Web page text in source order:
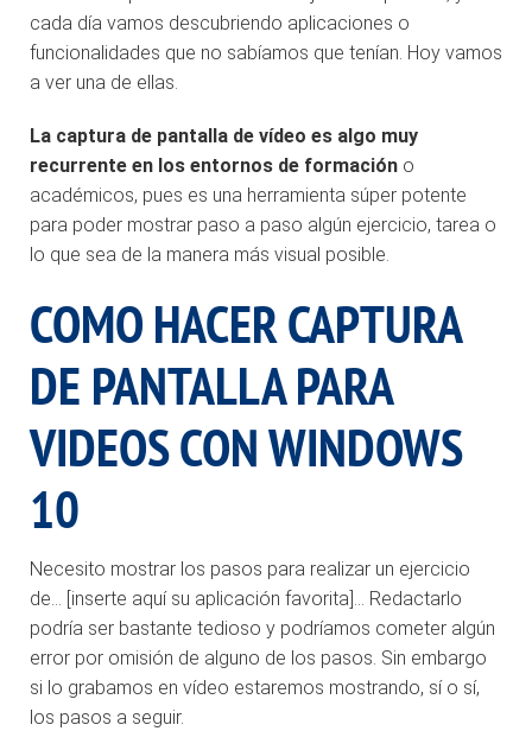
cada día vamos descubriendo aplicaciones o
funcionalidades que no sabíamos que tenían. Hoy vamos
a ver una de ellas.
La captura de pantalla de vídeo es algo muy
recurrente en los entornos de formación o
académicos, pues es una herramienta súper potente
para poder mostrar paso a paso algún ejercicio, tarea o
lo que sea de la manera más visual posible.
COMO HACER CAPTURA
DE PANTALLA PARA
VIDEOS CON WINDOWS
10
Necesito mostrar los pasos para realizar un ejercicio
de… [inserte aquí su aplicación favorita]… Redactarlo
podría ser bastante tedioso y podríamos cometer algún
error por omisión de alguno de los pasos. Sin embargo
si lo grabamos en vídeo estaremos mostrando, sí o sí,
los pasos a seguir.